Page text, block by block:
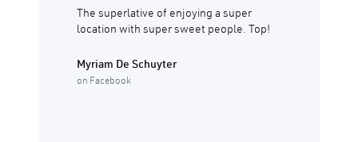
The superlative of enjoying a super
location with super sweet people. Top!
Myriam De Schuyter
on Facebook